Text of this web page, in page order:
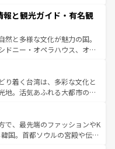
楽と美食が融合した独特の
の各地域で異なる魅力を楽
な歴史を感じることができ
プや列車の旅も、アメリカ
定番の観光地といえばオアフ
らマウイ島やカウアイ島が
に輝く海をはじめ、豊かな
「アロハスピリット」と呼ば
やハワイアンミュージッ
、すべてがハワイの魅力を彩
発見と感動が待っているハ
と観光ガイド・有名観
と多様な文化が魅力の国。
ドニー・オペラハウス、オー
えるウルル（エアーズロッ
生林やケアンズの熱帯雨林な
た、カフェやワイン、オージ
ており、サーフィンやダイ
ウトドア好きにはたまらな
魅力を存分に味わいつくそ
り着く台湾は、多彩な文化と
地。活気あふれる大都市の台
台湾東部など、都市の喧騒
り、訪れる人に新しい発見と
た、奥深い台湾の食文化も魅
で、最先端のファッションやK
国。首都ソウルの宮殿や伝統